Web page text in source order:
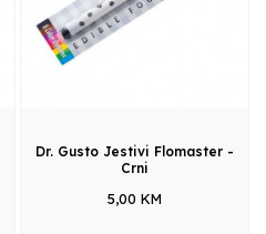
Dr. Gusto Jestivi Flomaster -
Crni
5,00 KM